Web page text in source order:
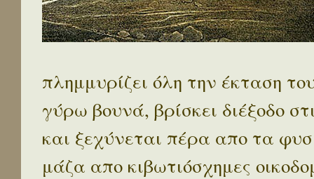
πλημμυρίζει όλη την έκταση
γύρω βουνά, βρίσκει διέξοδο
και ξεχύνεται πέρα απο τα
μάζα απο κιβωτιόσχημες